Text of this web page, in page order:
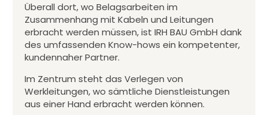
Überall dort, wo Belagsarbeiten im
Zusammenhang mit Kabeln und Leitungen
erbracht werden müssen, ist IRH BAU GmbH dank
des umfassenden Know-hows ein kompetenter,
kundennaher Partner.
Im Zentrum steht das Verlegen von
Werkleitungen, wo sämtliche Dienstleistungen
aus einer Hand erbracht werden können.